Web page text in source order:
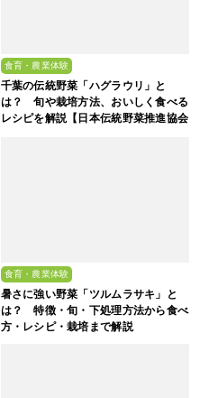
食育・農業体験
千葉の伝統野菜「ハグラウリ」と
は？ 旬や栽培方法、おいしく食べる
レシピを解説【日本伝統野菜推進協会
食育・農業体験
暑さに強い野菜「ツルムラサキ」と
は？ 特徴・旬・下処理方法から食べ
方・レシピ・栽培まで解説